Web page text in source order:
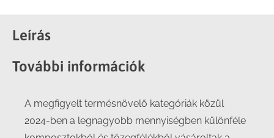
Facebook
X
Leírás
További információk
A megfigyelt termésnövelő kategóriák közül
2024-ben a legnagyobb mennyiségben különféle